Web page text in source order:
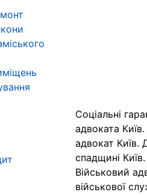
Соціальні
адвоката
адвокат Київ.
спадщині
Військовий
військової